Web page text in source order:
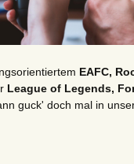
EAFC,
League of Legends,
guck' doch mal in